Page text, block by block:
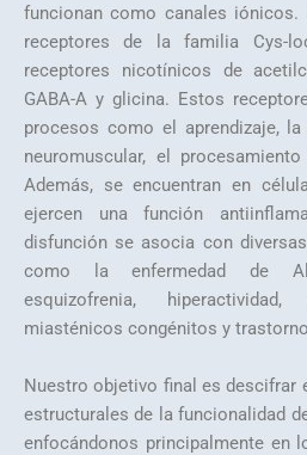
funcionan como canales iónicos.
receptores de la familia Cys-
receptores nicotínicos de
GABA-A y glicina. Estos
procesos como el aprendizaje,
neuromuscular, el
Además, se encuentran en
ejercen una función
disfunción se asocia con
como la enfermedad de
esquizofrenia,
miasténicos congénitos y
Nuestro objetivo final es descifrar
estructurales de la funcionalidad
enfocándonos principalmente en